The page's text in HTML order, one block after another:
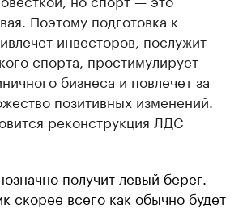
Поэтому подготовка к
инвесторов, послужит
спорта, простимулирует
бизнеса и повлечет за
позитивных изменений.
реконструкция ЛДС
получит левый берег.
скорее всего как обычно будет